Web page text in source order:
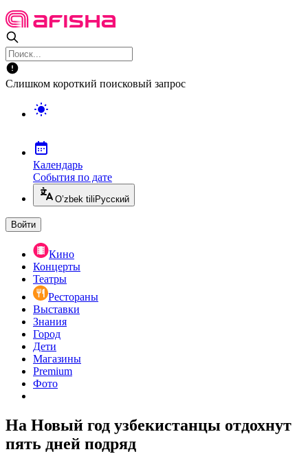
Слишком короткий поисковый запрос
Календарь
События по дате
O’zbek tili Русский
Войти
Кино
Концерты
Театры
Рестораны
Выставки
Знания
Город
Дети
Магазины
Premium
Фото
На Новый год узбекистанцы отдохнут
пять дней подряд